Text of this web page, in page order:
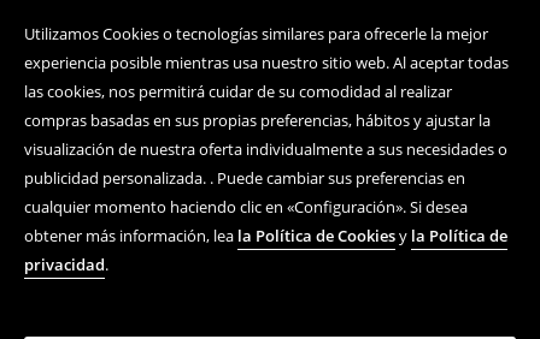
Utilizamos Cookies o tecnologías similares para ofrecerle la mejor
experiencia posible mientras usa nuestro sitio web. Al aceptar todas
las cookies, nos permitirá cuidar de su comodidad al realizar
compras basadas en sus propias preferencias, hábitos y ajustar la
visualización de nuestra oferta individualmente a sus necesidades o
publicidad personalizada. . Puede cambiar sus preferencias en
cualquier momento haciendo clic en «Configuración». Si desea
obtener más información, lea la Política de Cookiesy la Política de
privacidad.